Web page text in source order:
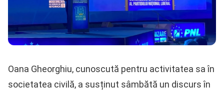
Oana Gheorghiu, cunoscută pentru activitatea sa în
societatea civilă, a susținut sâmbătă un discurs în